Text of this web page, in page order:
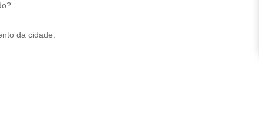
da cidade: